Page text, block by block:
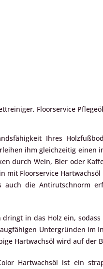
Floorservice Pflegeöl
Ihres
ihm gleichzeitig
durch Wein, Bier oder
mit Floorservice
die Antirutschnorm
dringt in das Holz ein,
Untergründen im
Hartwachsöl wird auf der
Hartwachsöl ist ein